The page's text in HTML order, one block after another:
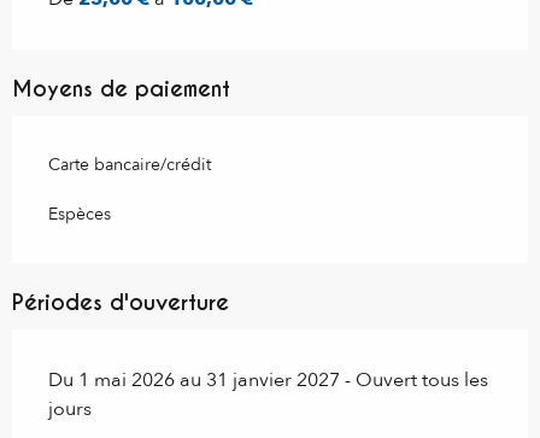
Moyens de paiement
Carte bancaire/crédit
Espèces
Périodes d'ouverture
Du 1 mai 2026 au 31 janvier 2027 - Ouvert tous les
jours